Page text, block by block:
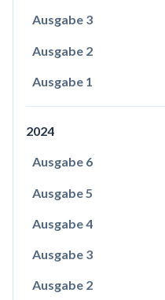
Ausgabe 3
Ausgabe 2
Ausgabe 1
2024
Ausgabe 6
Ausgabe 5
Ausgabe 4
Ausgabe 3
Ausgabe 2